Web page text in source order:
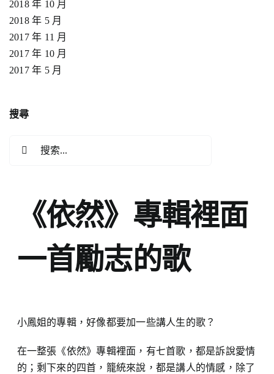
《依然》專輯裡面
一首勵志的歌
小鳳姐的專輯，好像都要加一些講人生的歌？
在一整張《依然》專輯裡面，有七首歌，都是訴說愛情
的；剩下來的四首，籠統來說，都是講人的情感，除了
2018 年 10 月
2018 年 5 月
2017 年 11 月
2017 年 10 月
2017 年 5 月
搜尋